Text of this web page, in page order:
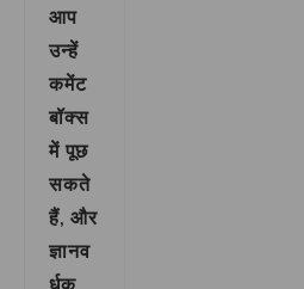
आप
उन्हें
कमेंट
बॉक्स
में पूछ
सकते
हैं, और
ज्ञानव